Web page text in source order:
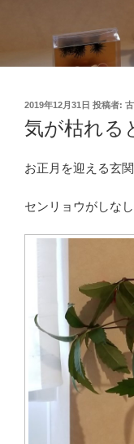
投
稿
日:
2019年12月31日 投稿者:
気が枯れる
お正月を迎える玄
センリョウがしなし